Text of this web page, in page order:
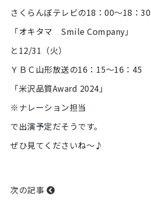
さくらんぼテレビの18：00～18：30
「オキタマ Smile Company」
と12/31（火）
ＹＢＣ山形放送の16：15～16：45
「米沢品質Award 2024」
※ナレーション担当
で出演予定だそうです。
ぜひ見てくださいね～♪
次の記事